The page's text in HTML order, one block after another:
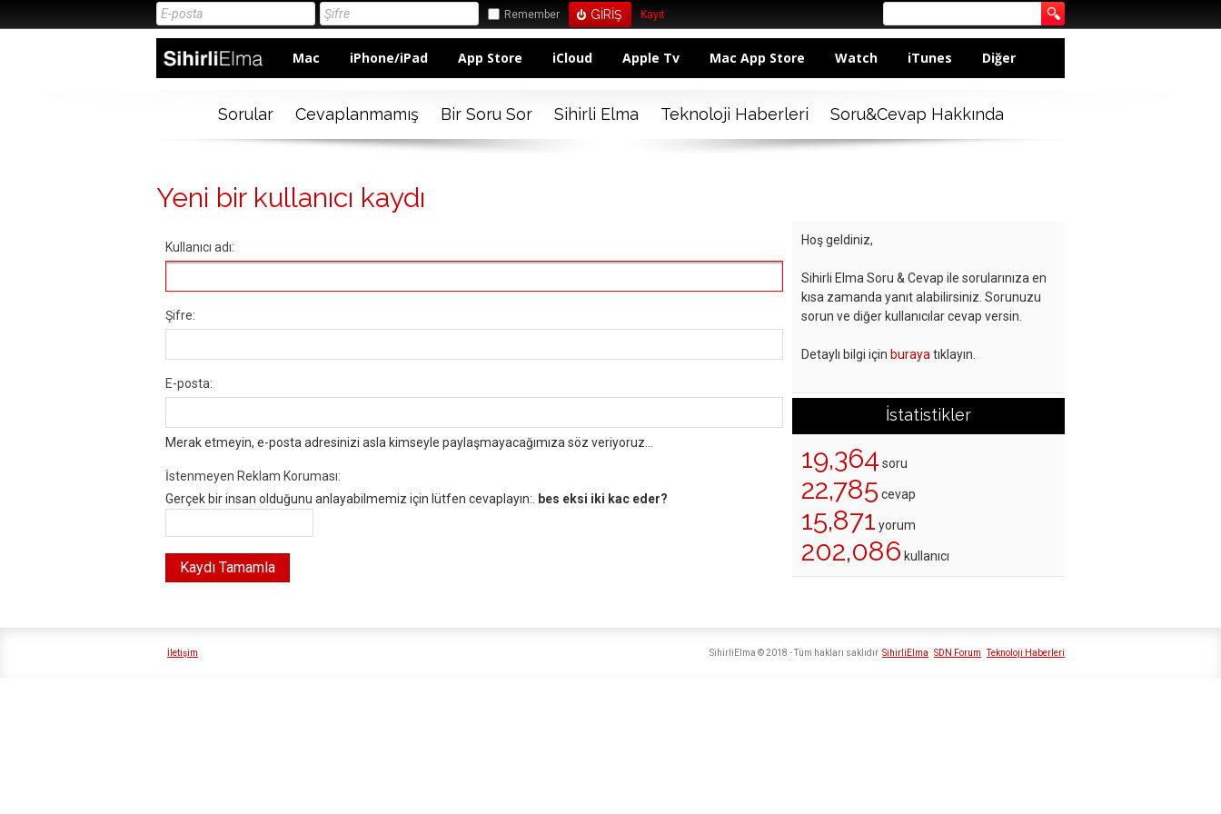
Remember Kayıt
Mac iPhone/iPad App Store iCloud Apple Tv Mac App Store Watch iTunes Diğer
Sorular Cevaplanmamış Bir Soru Sor Sihirli Elma Teknoloji Haberleri Soru&Cevap Hakkında
Yeni bir kullanıcı kaydı
Kullanıcı adı:
Şifre:
E-posta:
Merak etmeyin, e-posta adresinizi asla kimseyle paylaşmayacağımıza söz veriyoruz...
İstenmeyen Reklam Koruması:
Gerçek bir insan olduğunu anlayabilmemiz için lütfen cevaplayın:.
bes eksi iki kac eder?
Hoş geldiniz,
Sihirli Elma Soru & Cevap ile sorularınıza en
kısa zamanda yanıt alabilirsiniz. Sorunuzu
sorun ve diğer kullanıcılar cevap versin.
Detaylı bilgi için buraya tıklayın.
İstatistikler
19,364 soru
22,785 cevap
15,871 yorum
202,086 kullanıcı
İletişim SihirliElma SDN Forum Teknoloji Haberleri
SihirliElma © 2018 - Tüm hakları saklıdır